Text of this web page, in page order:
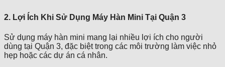
2. Lợi Ích Khi Sử Dụng Máy Hàn Mini Tại Quận 3
Sử dụng máy hàn mini mang lại nhiều lợi ích cho người
dùng tại Quận 3, đặc biệt trong các môi trường làm việc nhỏ
hẹp hoặc các dự án cá nhân.